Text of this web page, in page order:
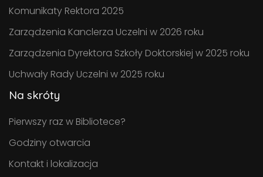
Komunikaty Rektora 2025
Zarządzenia Kanclerza Uczelni w 2026 roku
Zarządzenia Dyrektora Szkoły Doktorskiej w 2025 roku
Uchwały Rady Uczelni w 2025 roku
Na skróty
Pierwszy raz w Bibliotece?
Godziny otwarcia
Kontakt i lokalizacja